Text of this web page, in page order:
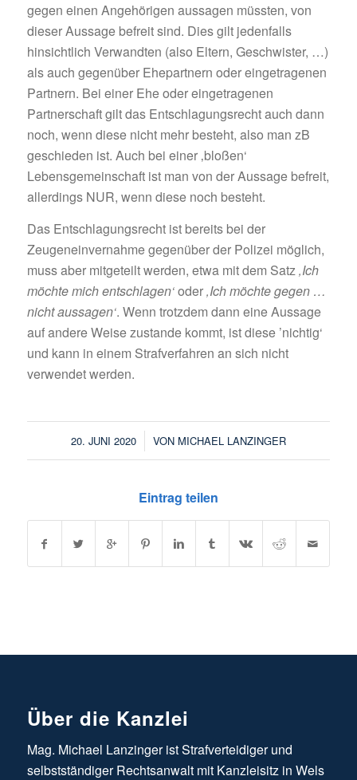
gegen einen Angehörigen aussagen müssten, von
dieser Aussage befreit sind. Dies gilt jedenfalls
hinsichtlich Verwandten (also Eltern, Geschwister, …)
als auch gegenüber Ehepartnern oder eingetragenen
Partnern. Bei einer Ehe oder eingetragenen
Partnerschaft gilt das Entschlagungsrecht auch dann
noch, wenn diese nicht mehr besteht, also man zB
geschieden ist. Auch bei einer ‚bloßen‘
Lebensgemeinschaft ist man von der Aussage befreit,
allerdings NUR, wenn diese noch besteht.
Das Entschlagungsrecht ist bereits bei der
Zeugeneinvernahme gegenüber der Polizei möglich,
muss aber mitgeteilt werden, etwa mit dem Satz‚Ich
möchte mich entschlagen‘oder‚Ich möchte gegen …
nicht aussagen‘. Wenn trotzdem dann eine Aussage
auf andere Weise zustande kommt, ist diese ’nichtig‘
und kann in einem Strafverfahren an sich nicht
verwendet werden.
20. JUNI 2020
/ VON MICHAEL LANZINGER
Eintrag teilen
Über die Kanzlei
Mag. Michael Lanzinger ist Strafverteidiger und
selbstständiger Rechtsanwalt mit Kanzleisitz in Wels